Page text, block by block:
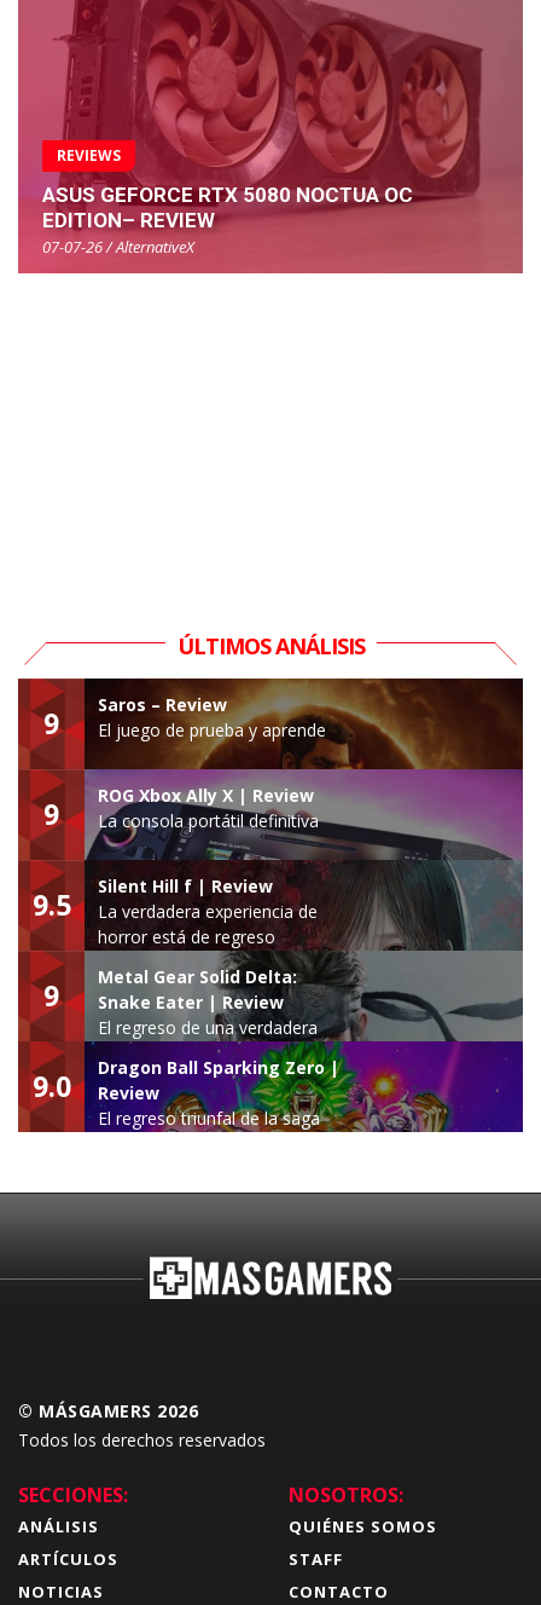
REVIEWS
ASUS GEFORCE RTX 5080 NOCTUA OC
EDITION– REVIEW
07-07-26 / AlternativeX
ÚLTIMOS ANÁLISIS
9
Saros – Review
El juego de prueba y aprende
9
ROG Xbox Ally X | Review
La consola portátil definitiva
9.5
Silent Hill f | Review
La verdadera experiencia de
horror está de regreso
9
Metal Gear Solid Delta:
Snake Eater | Review
El regreso de una verdadera
leyenda
9.0
Dragon Ball Sparking Zero |
Review
El regreso triunfal de la saga
© MÁSGAMERS 2026
Todos los derechos reservados
SECCIONES:
ANÁLISIS
ARTÍCULOS
NOTICIAS
NOSOTROS:
QUIÉNES SOMOS
STAFF
CONTACTO